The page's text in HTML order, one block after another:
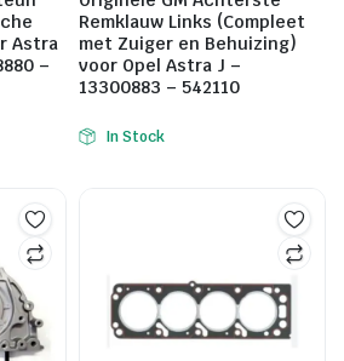
Astra
–
Remklauw Links (Compleet
met Zuiger en Behuizing)
voor Opel Astra J –
13300883 – 542110
In Stock